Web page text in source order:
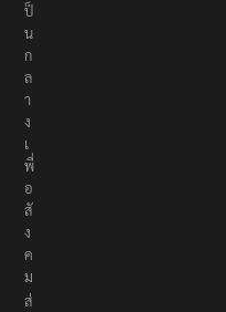
ป็
น
ก
ล
า
ง
เ
พื่
อ
สั
ง
ค
ม
ส่